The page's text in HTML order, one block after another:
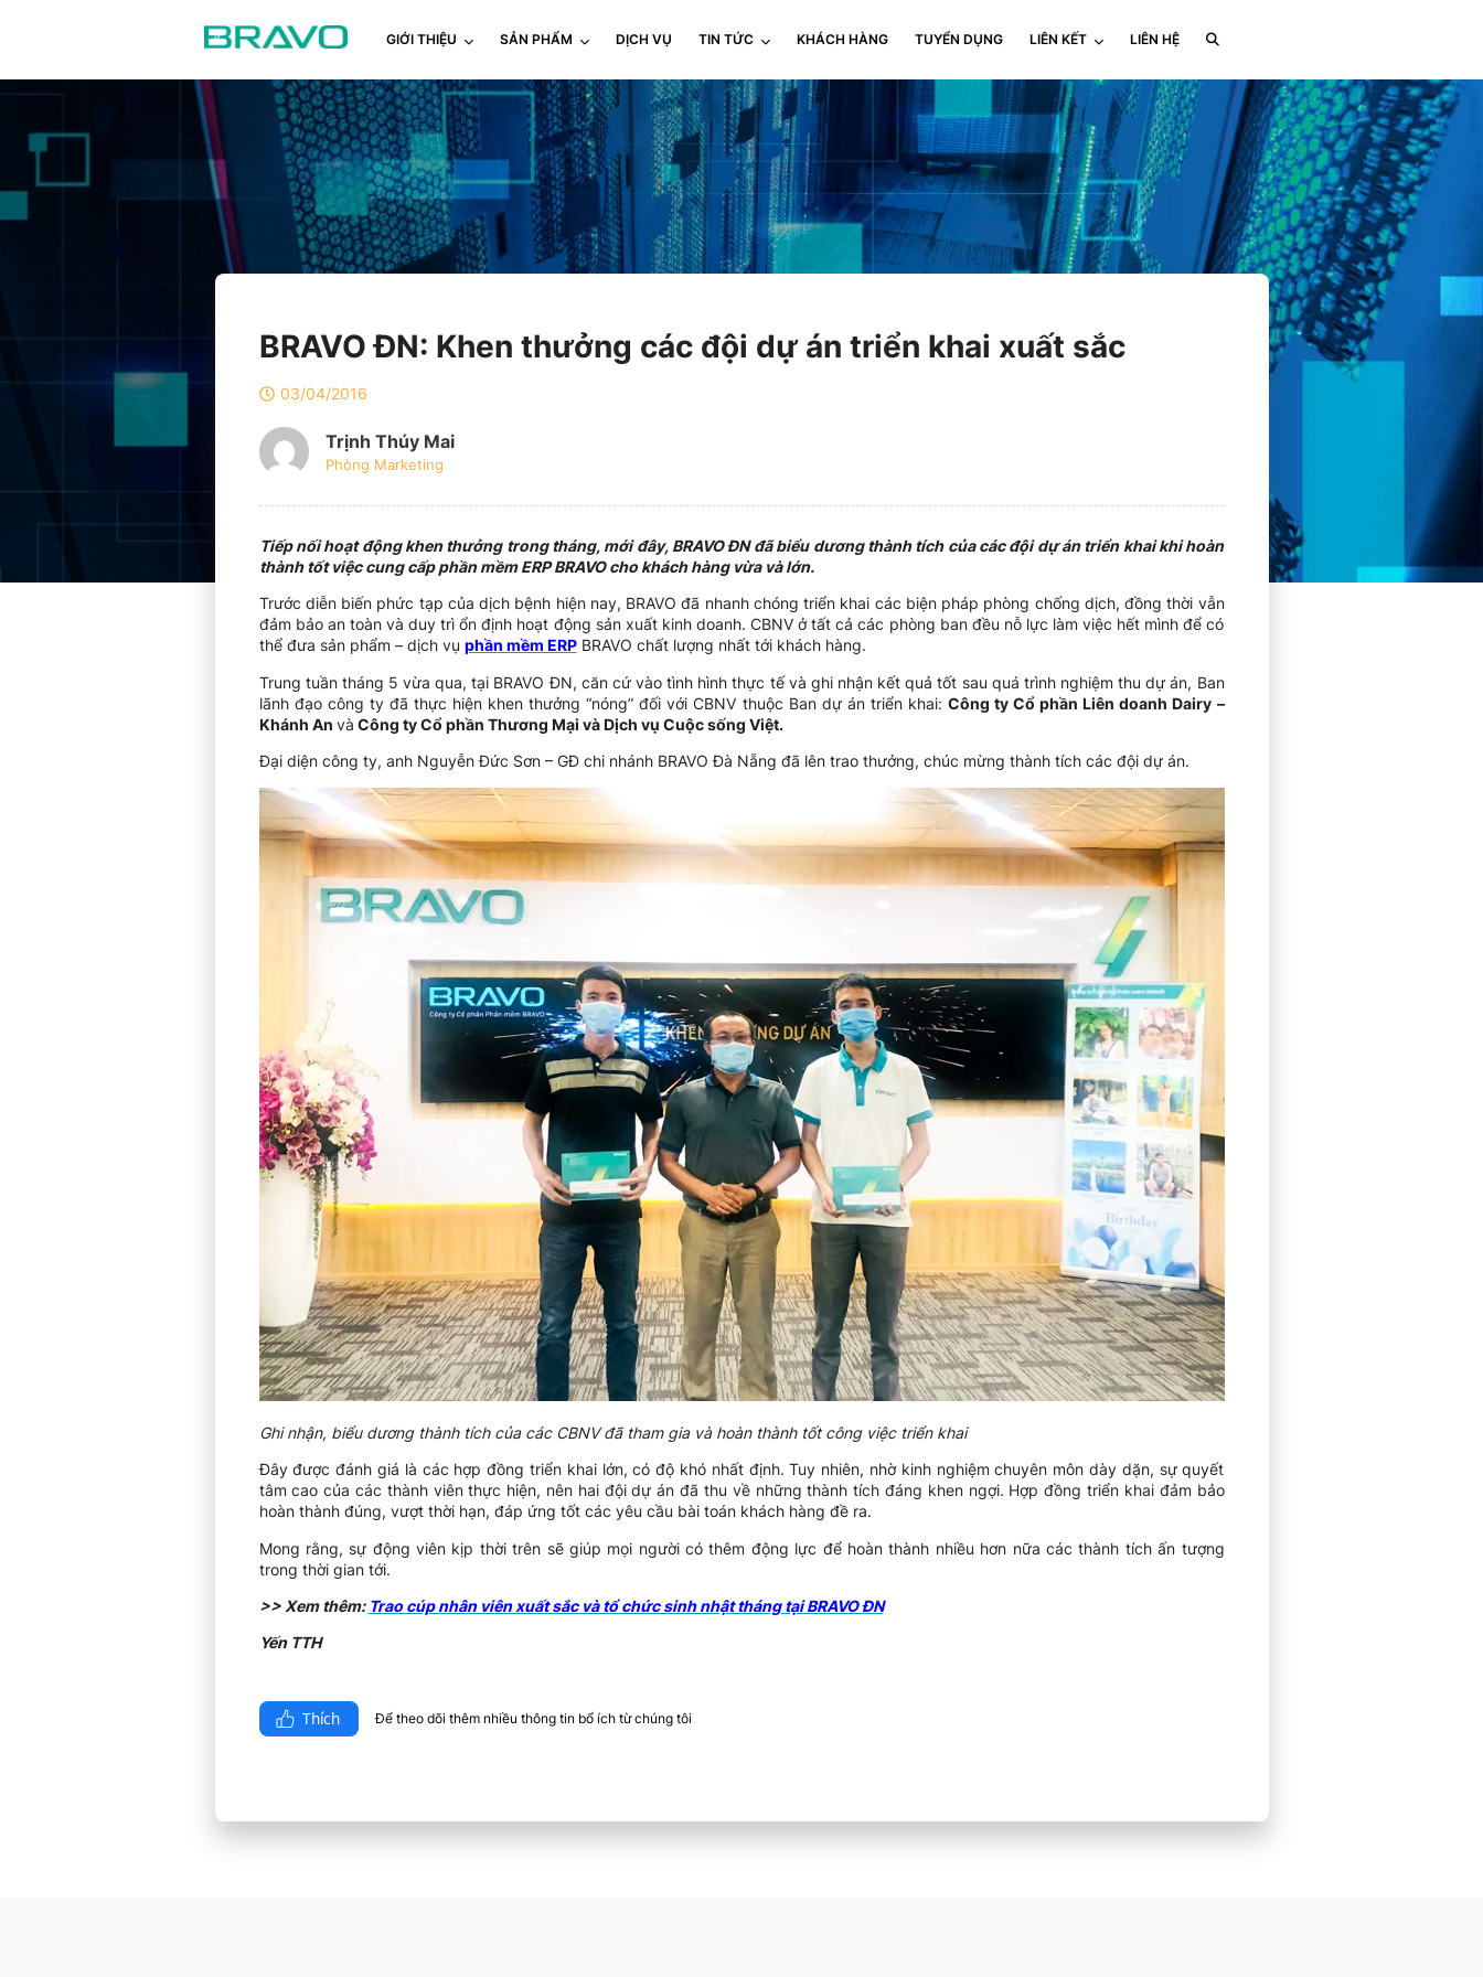
GIỚI THIỆU SẢN PHẨM DỊCH VỤ TIN TỨC KHÁCH HÀNG TUYỂN DỤNG LIÊN KẾT LIÊN HỆ
BRAVO ĐN: Khen thưởng các đội dự án triển khai xuất sắc
03/04/2016
Trịnh Thúy Mai
Phòng Marketing
Tiếp nối hoạt động khen thưởng trong tháng, mới đây, BRAVO ĐN đã biểu dương thành tích của các đội dự án triển khai khi hoàn
thành tốt việc cung cấp phần mềm ERP BRAVO cho khách hàng vừa và lớn.
Trước diễn biến phức tạp của dịch bệnh hiện nay, BRAVO đã nhanh chóng triển khai các biện pháp phòng chống dịch, đồng thời vẫn
đảm bảo an toàn và duy trì ổn định hoạt động sản xuất kinh doanh. CBNV ở tất cả các phòng ban đều nỗ lực làm việc hết mình để có
thể đưa sản phẩm – dịch vụ phần mềm ERPBRAVO chất lượng nhất tới khách hàng.
Trung tuần tháng 5 vừa qua, tại BRAVO ĐN, căn cứ vào tình hình thực tế và ghi nhận kết quả tốt sau quá trình nghiệm thu dự án, Ban
lãnh đạo công ty đã thực hiện khen thưởng “nóng” đối với CBNV thuộc Ban dự án triển khai: Công ty Cổ phần Liên doanh Dairy –
Khánh An và Công ty Cổ phần Thương Mại và Dịch vụ Cuộc sống Việt.
Đại diện công ty, anh Nguyễn Đức Sơn – GĐ chi nhánh BRAVO Đà Nẵng đã lên trao thưởng, chúc mừng thành tích các đội dự án.
Ghi nhận, biểu dương thành tích của các CBNV đã tham gia và hoàn thành tốt công việc triển khai
Đây được đánh giá là các hợp đồng triển khai lớn, có độ khó nhất định. Tuy nhiên, nhờ kinh nghiệm chuyên môn dày dặn, sự quyết
tâm cao của các thành viên thực hiện, nên hai đội dự án đã thu về những thành tích đáng khen ngợi. Hợp đồng triển khai đảm bảo
hoàn thành đúng, vượt thời hạn, đáp ứng tốt các yêu cầu bài toán khách hàng đề ra.
Mong rằng, sự động viên kịp thời trên sẽ giúp mọi người có thêm động lực để hoàn thành nhiều hơn nữa các thành tích ấn tượng
trong thời gian tới.
>> Xem thêm: Trao cúp nhân viên xuất sắc và tổ chức sinh nhật tháng tại BRAVO ĐN
Yến TTH
Thích Để theo dõi thêm nhiều thông tin bổ ích từ chúng tôi​